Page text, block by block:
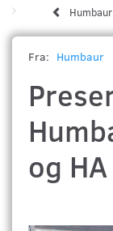
Fra: Humbaur
og